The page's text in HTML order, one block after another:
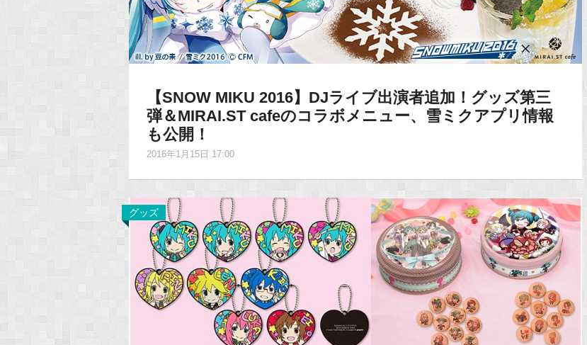
【SNOW MIKU 2016】DJライブ出演者追加！グッズ第三
弾＆MIRAI.ST cafeのコラボメニュー、雪ミクアプリ情報
も公開！
2016年1月15日 17:00
グッズ